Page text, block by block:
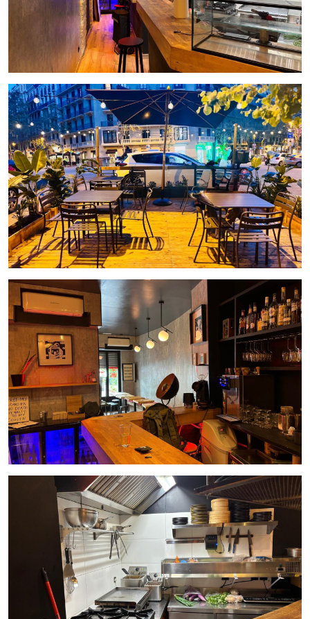
emprendedores que quieran establecerse en una de las
zonas más demandadas del Eixample.
Ubicación: Eixample, Barcelona
Traspaso: 160.000€